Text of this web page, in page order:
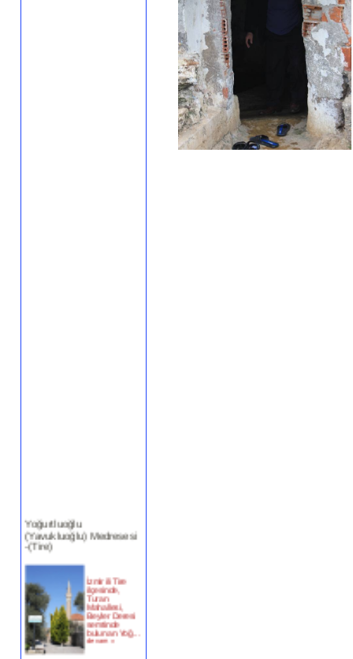
(Yavukluoğlu) Medresesi
-(Tire)
ilçesinde,
Turan
Mahallesi,
Beyler Deresi
semtinde
bulunan Yoğ...
devam »